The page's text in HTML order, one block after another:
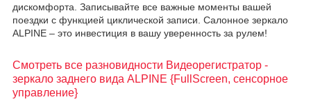
дискомфорта. Записывайте все важные моменты вашей
поездки с функцией циклической записи. Салонное зеркало
ALPINE – это инвестиция в вашу уверенность за рулем!
Смотреть все разновидности Видеорегистратор -
зеркало заднего вида ALPINE {FullScreen, сенсорное
управление}